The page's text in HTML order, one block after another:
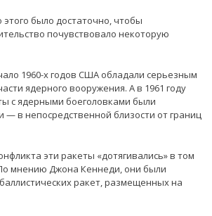
было достаточно, чтобы
почувствовало некоторую
1960-х годов США обладали серьезным
ядерного вооружения. А в 1961 году
с ядерными боеголовками были
в непосредственной близости от границ
эти ракеты «дотягивались» в том
мнению Джона Кеннеди, они были
ракет, размещенных на